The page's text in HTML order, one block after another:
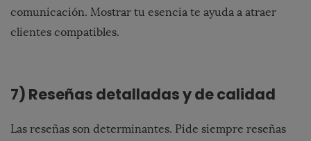
comunicación. Mostrar tu esencia te ayuda a atraer
clientes compatibles.
7) Reseñas detalladas y de calidad
Las reseñas son determinantes. Pide siempre reseñas